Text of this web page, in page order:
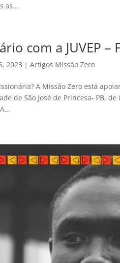
as...
com a JUVEP –
2023 |Artigos Missão Zero
A Missão Zero está
de São José de Princesa- PB,